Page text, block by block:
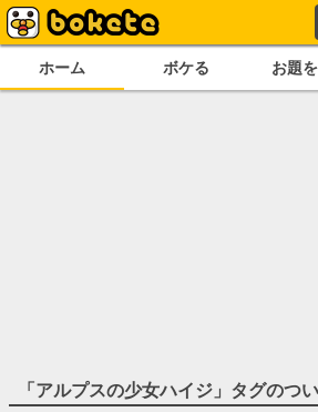
ホーム ボケる お題
「アルプスの少女ハイジ 」タグのつ